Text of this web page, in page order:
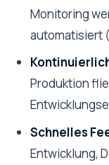
Monitoring
automatisiert
Produktion
Schnelles
Entwicklung,